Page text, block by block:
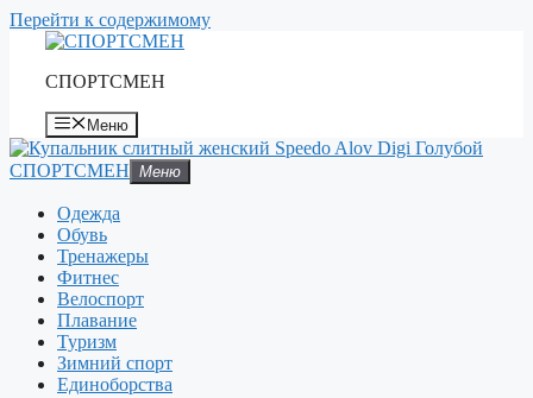
Перейти к содержимому
СПОРТСМЕН
Меню
СПОРТСМЕН Меню
Одежда
Обувь
Тренажеры
Фитнес
Велоспорт
Плавание
Туризм
Зимний спорт
Единоборства